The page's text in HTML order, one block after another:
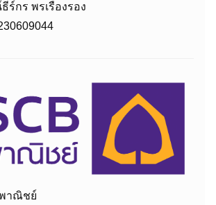
กร พรเรืองรอง
าณิชย์